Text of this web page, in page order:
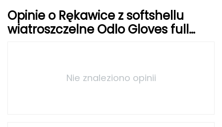
Grand Trunk
Opinie o Rękawice z softshellu
wiatroszczelne Odlo Gloves full
Nie znaleziono opinii